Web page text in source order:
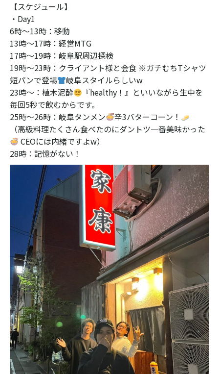
【スケジュール】
・Day1
6時〜13時：移動
13時〜17時：経営MTG
17時〜19時：岐阜駅周辺探検🕵️
19時〜23時：クライアント様と会食 ※ガチむちTシャツ
短パンで登場
岐阜スタイルらしいw
23時〜：植木泥酔
『healthy！』といいながら生中を
毎回5秒で飲むからです。
25時〜26時：岐阜タンメン
辛3バターコーン！
（高級料理たくさん食べたのにダントツ一番美味かった
CEOには内緒ですよw）
28時：記憶がない！